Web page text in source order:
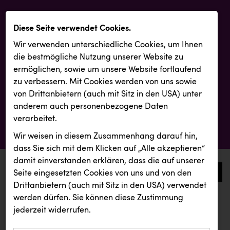
0
aktuelle aussendungen
aktuelle aussendungen
Diese Seite verwendet Cookies.
Wir verwenden unterschiedliche Cookies, um Ihnen
die best­mögliche Nutzung unserer Website zu
ermöglichen, sowie um unsere Website fortlaufend
zu verbessern. Mit Cookies werden von uns sowie
von Drittanbietern (auch mit Sitz in den USA) unter
anderem auch personenbezogene Daten
verarbeitet.
Wir weisen in diesem Zusammenhang darauf hin,
dass Sie sich mit dem Klicken auf „Alle akzeptieren“
damit ein­ver­standen erklären, dass die auf unserer
Seite eingesetzten Cookies von uns und von den
Drittanbietern (auch mit Sitz in den USA) verwendet
werden dürfen. Sie können diese Zustimmung
jederzeit widerrufen.